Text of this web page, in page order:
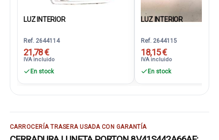
LUZ INTERIOR
Ref. 2644114
21,78 €
IVA incluido
En stock
LUZ INTERIOR
Ref. 2644115
18,15 €
IVA incluido
En stock
CARROCERÍA TRASERA USADA CON GARANTÍA